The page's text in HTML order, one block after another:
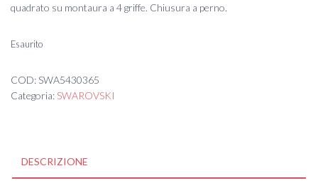
quadrato su montaura a 4 griffe. Chiusura a perno.
Esaurito
COD: SWA5430365
Categoria: SWAROVSKI
DESCRIZIONE